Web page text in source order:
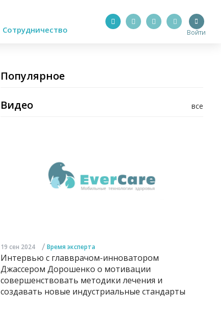
Сотрудничество Войти
Популярное
все
Видео
19 сен 2024 / Время эксперта
Интервью с главврачом-инноватором
Джассером Дорошенко о мотивации
совершенствовать методики лечения и
создавать новые индустриальные стандарты